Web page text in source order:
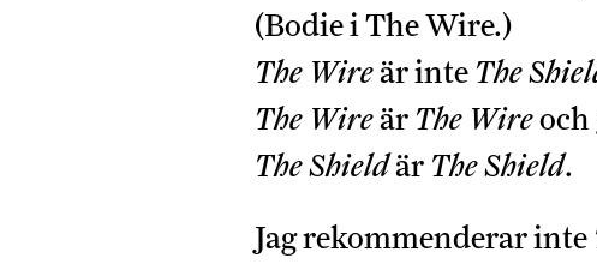
(Bodie i The Wire.)
The Wireär inte The
The Wireär The Wire
The Shieldär The Shield.
Jag rekommenderar inte